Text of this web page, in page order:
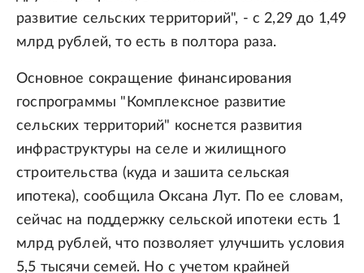
развитие сельских территорий", - с 2,29 до 1,49
млрд рублей, то есть в полтора раза.
Основное сокращение финансирования
госпрограммы "Комплексное развитие
сельских территорий" коснется развития
инфраструктуры на селе и жилищного
строительства (куда и зашита сельская
ипотека), сообщила Оксана Лут. По ее словам,
сейчас на поддержку сельской ипотеки есть 1
млрд рублей, что позволяет улучшить условия
5,5 тысячи семей. Но с учетом крайней